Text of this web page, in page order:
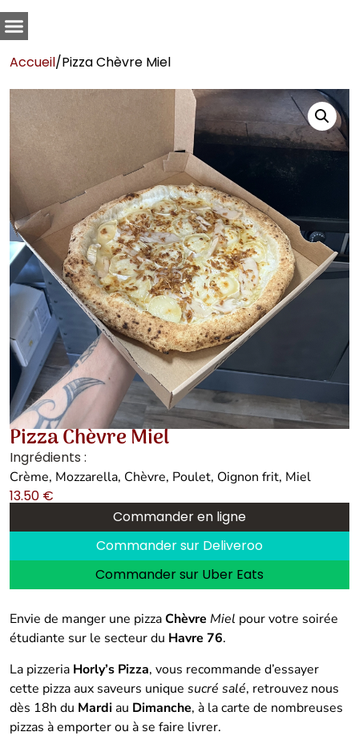
Accueil/Pizza Chèvre Miel
Pizza Chèvre Miel
Ingrédients :
Crème, Mozzarella, Chèvre, Poulet, Oignon frit, Miel
13.50 €
Commander en ligne
Commander sur Deliveroo
Commander sur Uber Eats
Envie de manger une pizzaChèvre Miel pour votre soirée
étudiante sur le secteur du Havre 76.
La pizzeria Horly’s Pizza, vous recommande d’essayer
cette pizza aux saveurs unique sucré salé, retrouvez nous
dès 18h du Mardiau Dimanche, à la carte de nombreuses
pizzas à emporter ou à se faire livrer.